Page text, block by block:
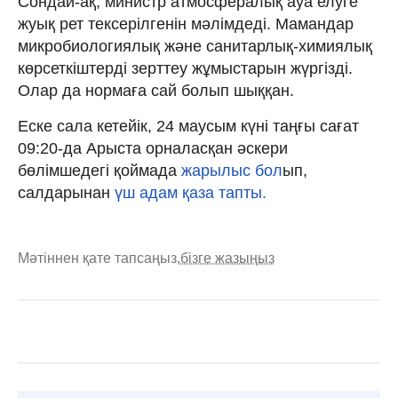
жуық рет тексерілгенін мәлімдеді. Мамандар
микробиологиялық және санитарлық-химиялық
көрсеткіштерді зерттеу жұмыстарын жүргізді.
Олар да нормаға сай болып шыққан.
Еске сала кетейік, 24 маусым күні таңғы сағат
09:20-да Арыста орналасқан әскери
бөлімшедегі қоймада жарылыс болып,
салдарынан үш адам қаза тапты.
Мәтіннен қате тапсаңыз,бізге жазыңыз